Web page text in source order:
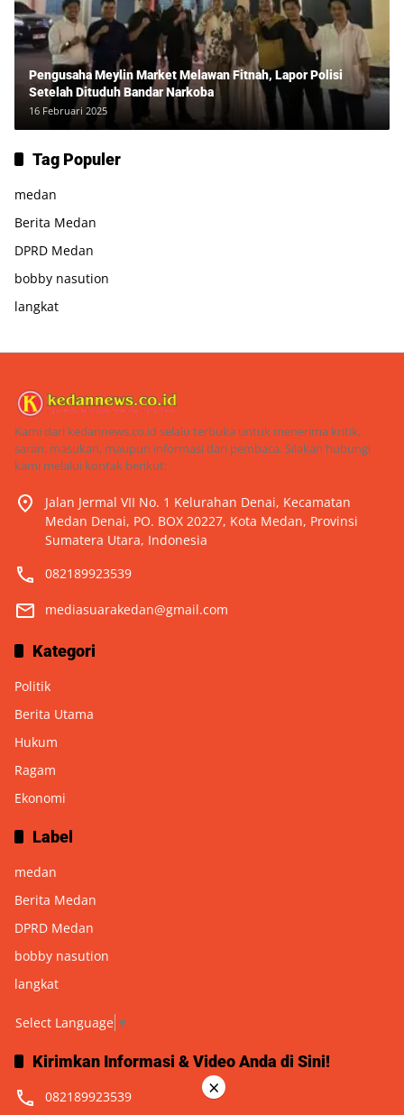
Pengusaha Meylin Market Melawan Fitnah, Lapor Polisi
Setelah Dituduh Bandar Narkoba
16 Februari 2025
Tag Populer
medan
Berita Medan
DPRD Medan
bobby nasution
langkat
Kami dari kedannews.co.id selalu terbuka untuk menerima kritik,
saran, masukan, maupun informasi dari pembaca. Silakan hubungi
kami melalui kontak berikut:
Jalan Jermal VII No. 1 Kelurahan Denai, Kecamatan
Medan Denai, PO. BOX 20227, Kota Medan, Provinsi
Sumatera Utara, Indonesia
082189923539
mediasuarakedan@gmail.com
Kategori
Politik
Berita Utama
Hukum
Ragam
Ekonomi
Label
medan
Berita Medan
DPRD Medan
bobby nasution
langkat
Select Language ▼
Kirimkan Informasi & Video Anda di Sini!
082189923539 ×